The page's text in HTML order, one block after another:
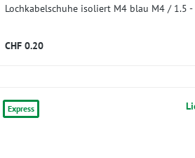
Lochkabelschuhe isoliert M4 blau M4 / 1.5 -
CHF 0.20
Express